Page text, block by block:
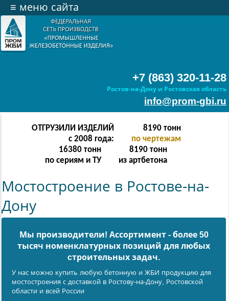
+7 (863) 320-11-28
Ростов-на-Дону и Ростовская область
info@prom-gbi.ru
≡ меню сайта
ОТГРУЗИЛИ ИЗДЕЛИЙ
с 2008 года:
16382тонн
по чертежам
32764 тонн
по сериям и ТУ
16382 тонн
из артбетона
Мостостроение в Ростове-на-
Дону
Мы производители! Ассортимент - более 50
тысяч номенклатурных позиций для любых
cтроительных задач.
У нас можно купить любую бетонную и ЖБИ продукцию для
мостостроения с доставкой в Ростову-на-Дону, Ростовской
области и всей России